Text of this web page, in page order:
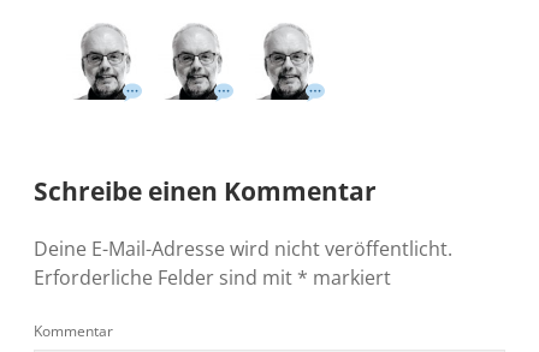
Schreibe einen Kommentar
Deine E-Mail-Adresse wird nicht veröffentlicht.
Erforderliche Felder sind mit * markiert
Kommentar